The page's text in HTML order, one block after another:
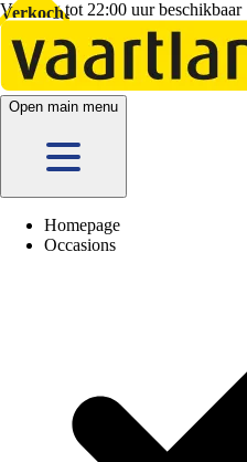
5 vestigingen
Vandaag tot 22:00 uur beschikbaar
Open main menu
Homepage
Occasions
Verkocht